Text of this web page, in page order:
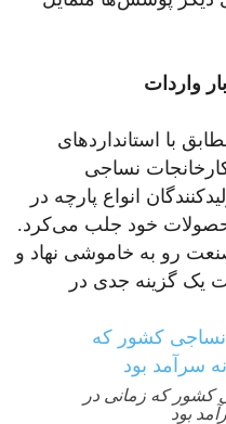
واردات
با استانداردهای
کارخانجات نساجی
انواع پارچه در
محصولات خود جلب می‌کرد.
رو به خاموشی نهاد و
یک گزینه جدی در
که زمانی در
بود